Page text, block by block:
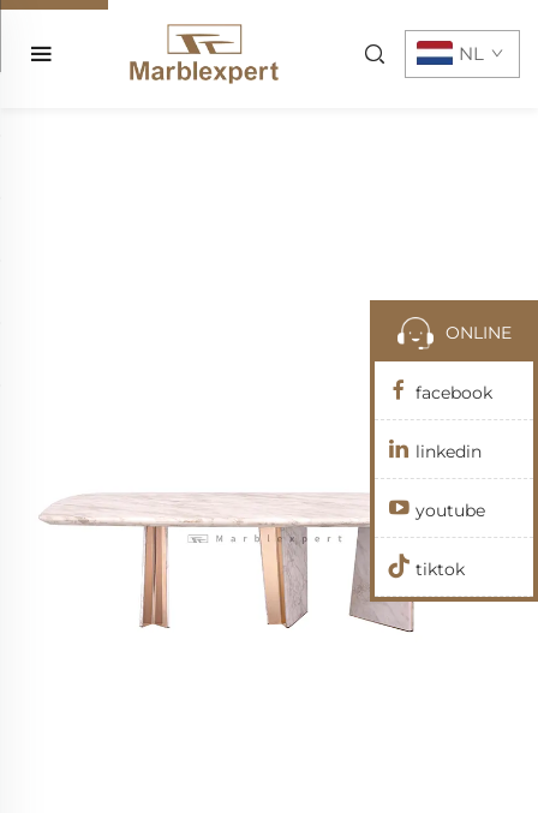
NL
ONLINE
facebook
linkedin
youtube
tiktok